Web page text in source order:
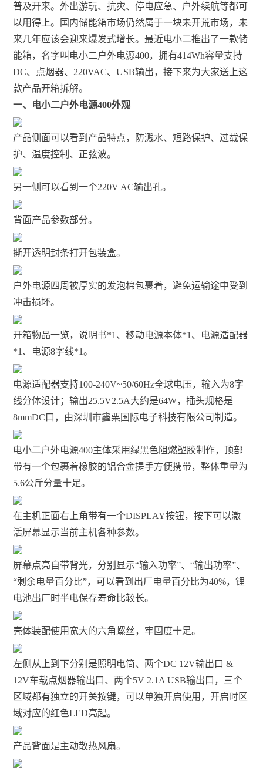
普及开来。外出游玩、抗灾、停电应急、户外续航等都可
以用得上。国内储能箱市场仍然属于一块未开荒市场，未
来几年应该会迎来爆发式增长。最近电小二推出了一款储
能箱，名字叫电小二户外电源400，拥有414Wh容量支持
DC、点烟器、220VAC、USB输出，接下来为大家送上这
款产品开箱拆解。
一、电小二户外电源400外观
产品侧面可以看到产品特点，防溅水、短路保护、过载保
护、温度控制、正弦波。
另一侧可以看到一个220V AC输出孔。
背面产品参数部分。
撕开透明封条打开包装盒。
户外电源四周被厚实的发泡棉包裹着，避免运输途中受到
冲击损坏。
开箱物品一览，说明书*1、移动电源本体*1、电源适配器
*1、电源8字线*1。
电源适配器支持100-240V~50/60Hz全球电压，输入为8字
线分体设计；输出25.5V2.5A大约是64W，插头规格是
8mmDC口，由深圳市鑫栗国际电子科技有限公司制造。
电小二户外电源400主体采用绿黑色阻燃塑胶制作，顶部
带有一个包裹着橡胶的铝合金提手方便携带，整体重量为
5.6公斤分量十足。
在主机正面右上角带有一个DISPLAY按钮，按下可以激
活屏幕显示当前主机各种参数。
屏幕点亮自带背光，分别显示“输入功率”、“输出功率”、
“剩余电量百分比”，可以看到出厂电量百分比为40%，锂
电池出厂时半电保存寿命比较长。
壳体装配使用宽大的六角螺丝，牢固度十足。
左侧从上到下分别是照明电筒、两个DC 12V输出口 &
12V车载点烟器输出口、两个5V 2.1A USB输出口，三个
区域都有独立的开关按键，可以单独开启使用，开启时区
域对应的红色LED亮起。
产品背面是主动散热风扇。